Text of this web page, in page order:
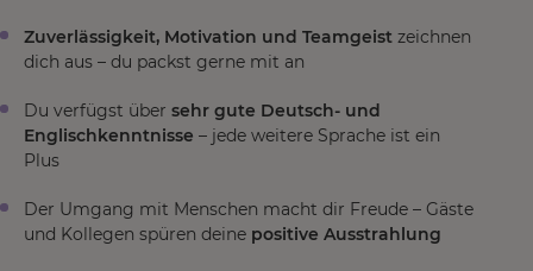
Zuverlässigkeit, Motivation und Teamgeist zeichnen
dich aus – du packst gerne mit an
Du verfügst über sehr gute Deutsch- und
Englischkenntnisse – jede weitere Sprache ist ein
Plus
Der Umgang mit Menschen macht dir Freude – Gäste
und Kollegen spüren deine positive Ausstrahlung